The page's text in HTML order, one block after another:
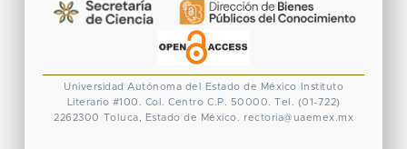
Universidad Autónoma del Estado de México
Instituto
Literario #100. Col. Centro C.P. 50000. Tel. (01-722)
2262300 Toluca, Estado de México. rectoria@uaemex.mx